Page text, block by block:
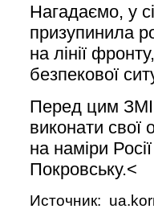
Нагадаємо, у
призупинила
на лінії
безпекової
Перед цим ЗМІ
виконати свої
на наміри
Покровську.<
Источник: